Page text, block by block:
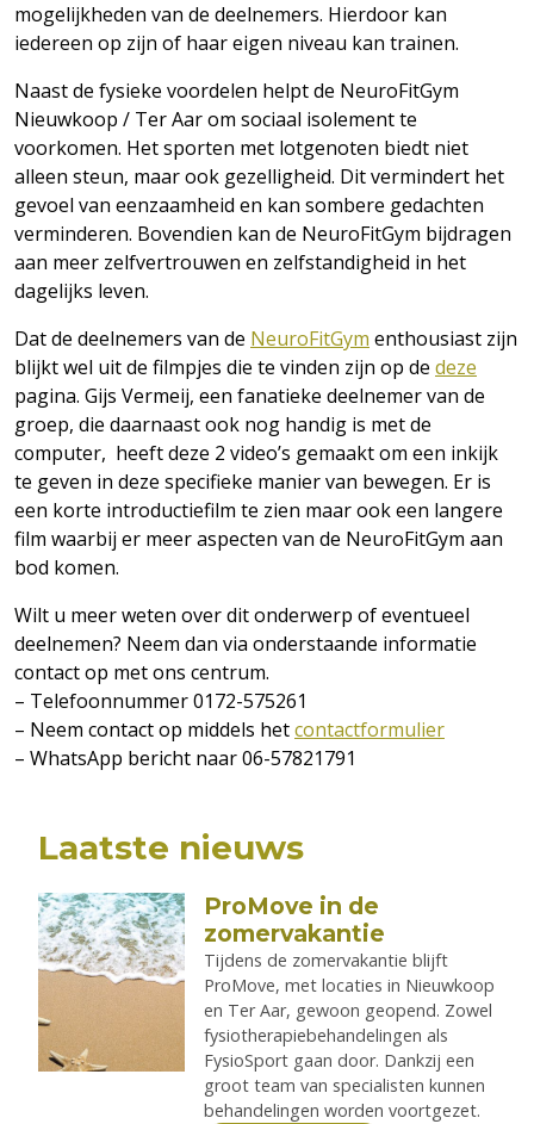
mogelijkheden van de deelnemers. Hierdoor kan
iedereen op zijn of haar eigen niveau kan trainen.
Naast de fysieke voordelen helpt de NeuroFitGym
Nieuwkoop / Ter Aar om sociaal isolement te
voorkomen. Het sporten met lotgenoten biedt niet
alleen steun, maar ook gezelligheid. Dit vermindert het
gevoel van eenzaamheid en kan sombere gedachten
verminderen. Bovendien kan de NeuroFitGym bijdragen
aan meer zelfvertrouwen en zelfstandigheid in het
dagelijks leven.
Dat de deelnemers van de NeuroFitGym enthousiast zijn
blijkt wel uit de filmpjes die te vinden zijn op de deze
pagina. Gijs Vermeij, een fanatieke deelnemer van de
groep, die daarnaast ook nog handig is met de
computer, heeft deze 2 video’s gemaakt om een inkijk
te geven in deze specifieke manier van bewegen. Er is
een korte introductiefilm te zien maar ook een langere
film waarbij er meer aspecten van de NeuroFitGym aan
bod komen.
Wilt u meer weten over dit onderwerp of eventueel
deelnemen? Neem dan via onderstaande informatie
contact op met ons centrum.
– Telefoonnummer 0172-575261
– Neem contact op middels hetcontactformulier
– WhatsApp bericht naar 06-57821791
Laatste nieuws
ProMove in de
zomervakantie
Tijdens de zomervakantie blijft
ProMove, met locaties in Nieuwkoop
en Ter Aar, gewoon geopend. Zowel
fysiotherapiebehandelingen als
FysioSport gaan door. Dankzij een
groot team van specialisten kunnen
behandelingen worden voortgezet.